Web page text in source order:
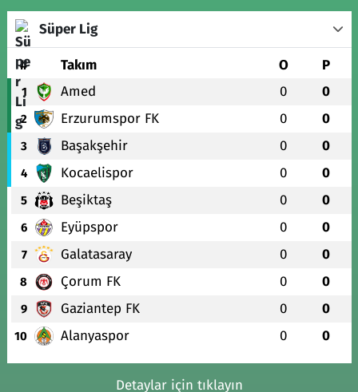
Süper Lig
# Takım O P
1 Amed 0 0
2 Erzurumspor FK 0 0
3 Başakşehir 0 0
4 Kocaelispor 0 0
5 Beşiktaş 0 0
6 Eyüpspor 0 0
7 Galatasaray 0 0
8 Çorum FK 0 0
9 Gaziantep FK 0 0
10 Alanyaspor 0 0
Detaylar için tıklayın